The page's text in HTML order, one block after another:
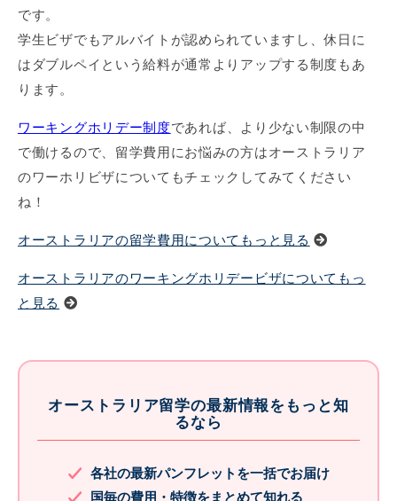
です。
学生ビザでもアルバイトが認められていますし、休日に
はダブルペイという給料が通常よりアップする制度もあ
ります。
ワーキングホリデー制度であれば、より少ない制限の中
で働けるので、留学費用にお悩みの方はオーストラリア
のワーホリビザについてもチェックしてみてください
ね！
オーストラリアの留学費用についてもっと見る
オーストラリアのワーキングホリデービザについてもっ
と見る
オーストラリア留学の最新情報をもっと知
るなら
各社の最新パンフレットを一括でお届け
国毎の費用・特徴をまとめて知れる